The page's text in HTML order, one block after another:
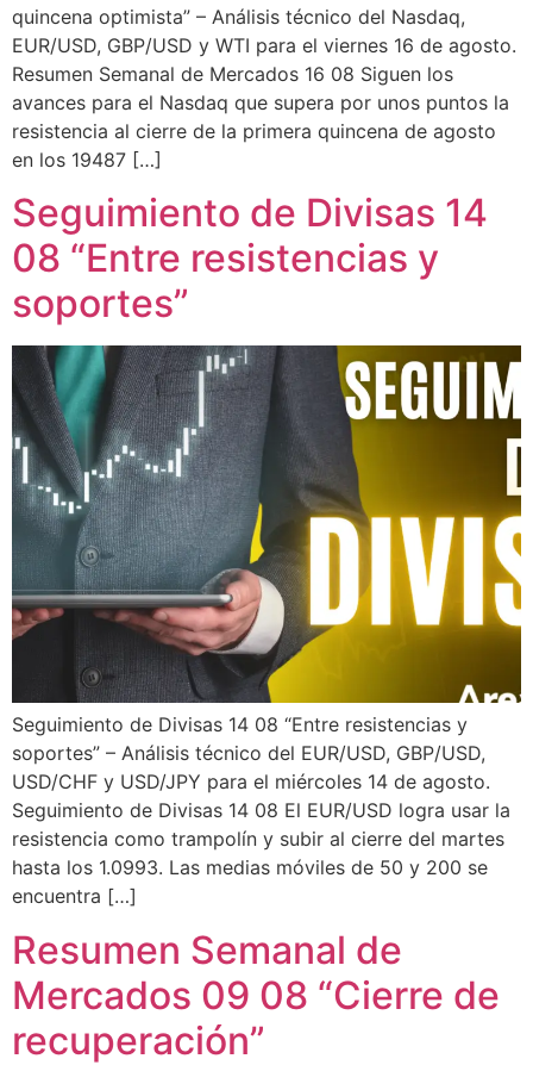
quincena optimista” – Análisis técnico del Nasdaq,
EUR/USD, GBP/USD y WTI para el viernes 16 de agosto.
Resumen Semanal de Mercados 16 08 Siguen los
avances para el Nasdaq que supera por unos puntos la
resistencia al cierre de la primera quincena de agosto
en los 19487 […]
Seguimiento de Divisas 14
08 “Entre resistencias y
soportes”
Seguimiento de Divisas 14 08 “Entre resistencias y
soportes” – Análisis técnico del EUR/USD, GBP/USD,
USD/CHF y USD/JPY para el miércoles 14 de agosto.
Seguimiento de Divisas 14 08 El EUR/USD logra usar la
resistencia como trampolín y subir al cierre del martes
hasta los 1.0993. Las medias móviles de 50 y 200 se
encuentra […]
Resumen Semanal de
Mercados 09 08 “Cierre de
recuperación”